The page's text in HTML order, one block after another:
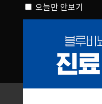
오늘만 안보기